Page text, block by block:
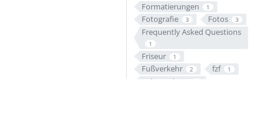
Formatierungen 1
Fotografie 3 Fotos 3
Frequently Asked Questions
1
Friseur 1
Fußverkehr 2 fzf 1
Führerschein